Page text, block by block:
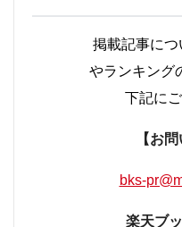
掲載記事に
やランキング
下記に
【お
bks-
楽天ブ